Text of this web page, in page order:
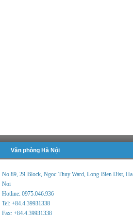
Văn phòng Hà Nội
No 89, 29 Block, Ngoc Thuy Ward, Long Bien Dist, Ha
Noi
Hotline: 0975.046.936
Tel: +84.4.39931338
Fax: +84.4.39931338